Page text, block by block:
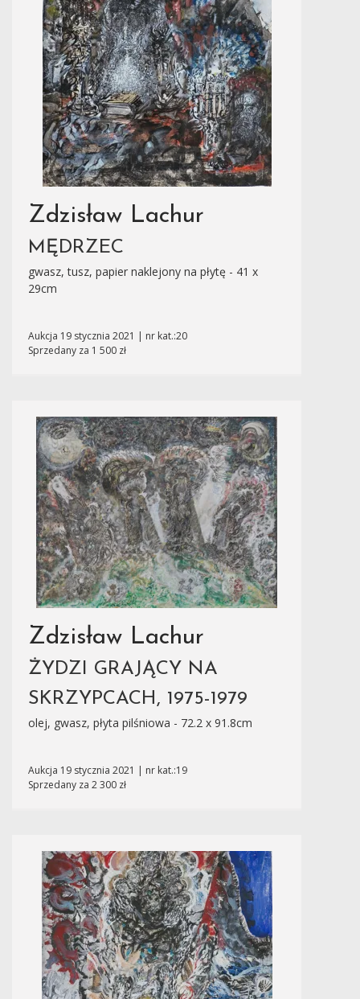
Zdzisław Lachur
MĘDRZEC
gwasz, tusz, papier naklejony na płytę - 41 x
29cm
Aukcja 19 stycznia 2021 | nr kat.:20
Sprzedany za 1 500 zł
Zdzisław Lachur
ŻYDZI GRAJĄCY NA
SKRZYPCACH, 1975-1979
olej, gwasz, płyta pilśniowa - 72.2 x 91.8cm
Aukcja 19 stycznia 2021 | nr kat.:19
Sprzedany za 2 300 zł